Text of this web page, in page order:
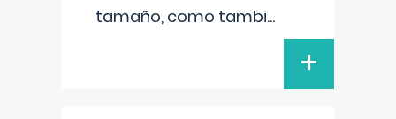
tamaño, como tambi...
+